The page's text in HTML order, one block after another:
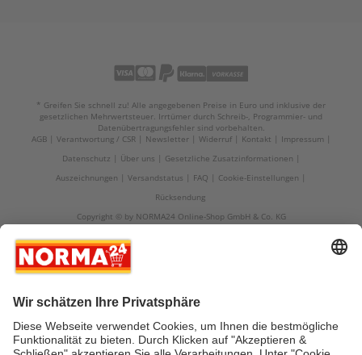
* Greifen Sie schnell zu! Alle angegebenen Preise in Euro und inklusive der
gesetzlichen Mehrwertsteuer. Irrtümer durch Schreib-, Programmier- und
Datenübertragungsfehler sind vorbehalten.
AGB
Verantwortung / CSR Newsletter Widerruf Kontakt
Impressum
Datenschutz
Über uns
Gesetzliche Zusatzinformationen
Auszeichnungen
Versandstatus FAQ
Cookie-Einstellungen
Rücksendung
Copyright © by NORMA24 Online-Shop GmbH & Co. KG